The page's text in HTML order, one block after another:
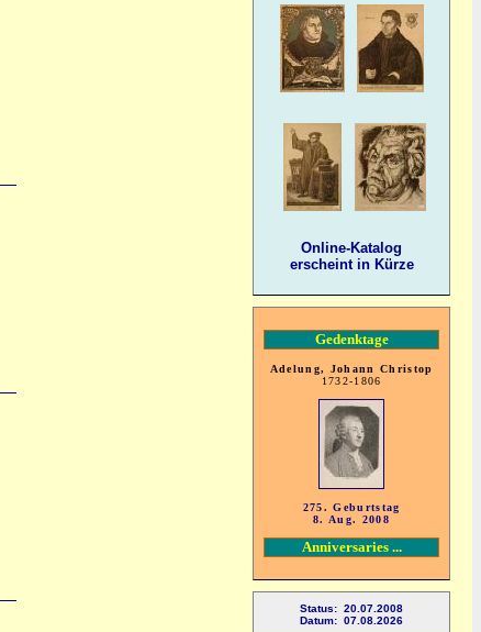
Online-Katalog
erscheint in Kürze
Gedenktage
Adelung, Johann Christop
1732-1806
275. Geburtstag
8. Aug. 2008
Anniversaries ...
Status: 20.07.2008
Datum: 07.08.2026